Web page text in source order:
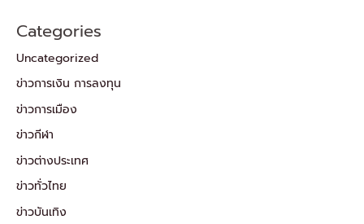
Categories
Uncategorized
ข่าวการเงิน การลงทุน
ข่าวการเมือง
ข่าวกีฬา
ข่าวต่างประเทศ
ข่าวทั่วไทย
ข่าวบันเทิง